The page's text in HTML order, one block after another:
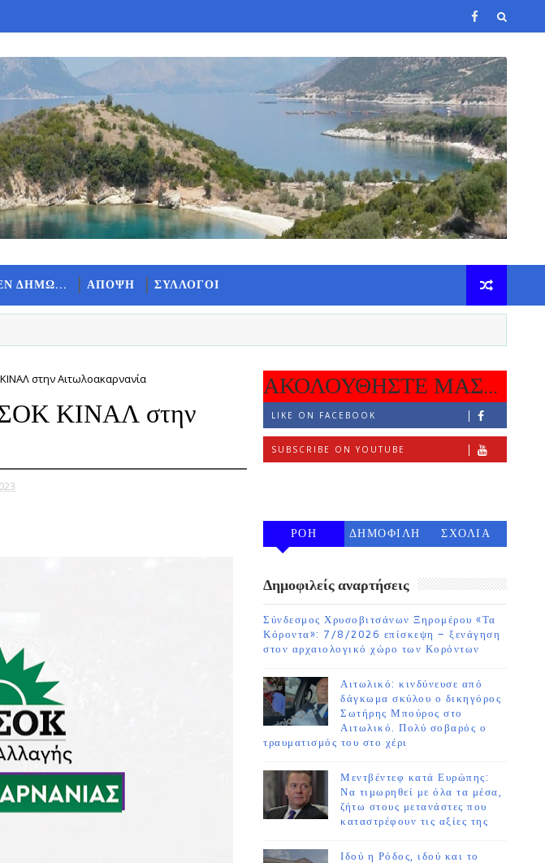
ΔΗΜΩ... ΑΠΟΨΗ ΣΥΛΛΟΓΟΙ
στην Αιτωλοακαρνανία
ΚΙΝΑΛ στην
ΑΚΟΛΟΥΘΗΣΤΕ ΜΑΣ...
LIKE ON FACEBOOK
SUBSCRIBE ON YOUTUBE
ΡΟΗ
ΔΗΜΟΦΙΛΗ
ΣΧΟΛΙΑ
Δημοφιλείς αναρτήσεις
Σύνδεσμος Χρυσοβιτσάνων Ξηρομέρου «Τα
Κόροντα»: 7/8/2026 επίσκεψη – ξενάγηση
στον αρχαιολογικό χώρο των Κορόντων
Αιτωλικό: κινδύνευσε από
δάγκωμα σκύλου ο δικηγόρος
Σωτήρης Μπούρος στο
Αιτωλικό. Πολύ σοβαρός ο
τραυματισμός του στο χέρι
Μεντβέντεφ κατά Ευρώπης:
Να τιμωρηθεί με όλα τα μέσα,
ζήτω στους μετανάστες που
καταστρέφουν τις αξίες της
Ιδού η Ρόδος, ιδού και το